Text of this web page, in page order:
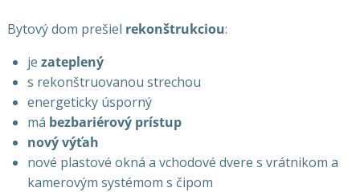
Bytový dom prešiel rekonštrukciou:
je zateplený
s rekonštruovanou strechou
energeticky úsporný
má bezbariérový prístup
nový výťah
nové plastové okná a vchodové dvere s vrátnikom a
kamerovým systémom s čipom